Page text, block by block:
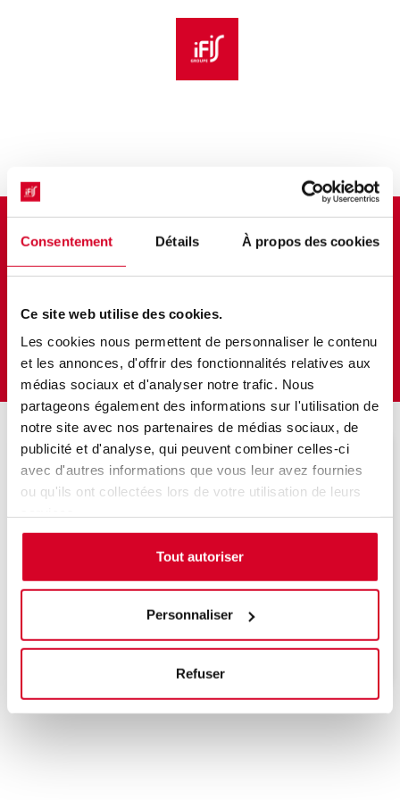
Consentement Détails À propos des cookies
Ce site web utilise des cookies.
Les cookies nous permettent de personnaliser le contenu
et les annonces, d'offrir des fonctionnalités relatives aux
médias sociaux et d'analyser notre trafic. Nous
partageons également des informations sur l'utilisation de
notre site avec nos partenaires de médias sociaux, de
publicité et d'analyse, qui peuvent combiner celles-ci
avec d'autres informations que vous leur avez fournies
ou qu'ils ont collectées lors de votre utilisation de leurs
Tout autoriser
Personnaliser
Refuser
Conformité des systèmes
informatisés pour les dispositifs
médicaux : méthodes et pratiques,
ISO 13485 vs EU GMP et US cGMP
Veuillez décrire votre situation
Une date sera bientôt programmée, n'hésitez
pas à nous contacter pour être informé de la